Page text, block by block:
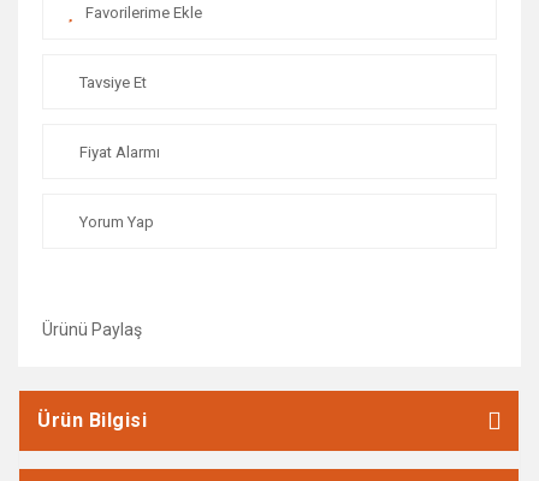
Tavsiye Et
Fiyat Alarmı
Yorum Yap
Ürünü Paylaş
Ürün Bilgisi